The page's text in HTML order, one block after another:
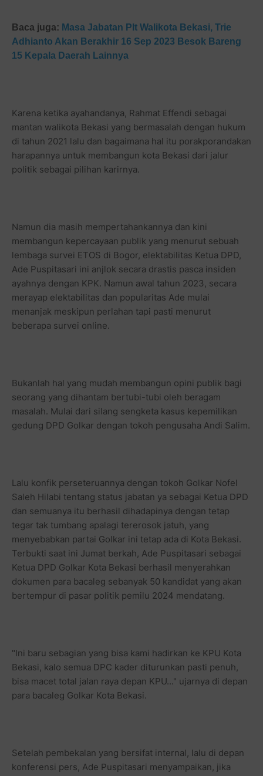
Baca juga: Masa Jabatan Plt Walikota Bekasi, Trie
Adhianto Akan Berakhir 16 Sep 2023 Besok Bareng
15 Kepala Daerah Lainnya
Karena ketika ayahandanya, Rahmat Effendi sebagai
mantan walikota Bekasi yang bermasalah dengan hukum
di tahun 2021 lalu dan bagaimana hal itu porakporandakan
harapannya untuk membangun kota Bekasi dari jalur
politik sebagai pilihan karirnya.
Namun dia masih mempertahankannya dan kini
membangun kepercayaan publik yang menurut sebuah
lembaga survei ETOS di Bogor, elektabilitas Ketua DPD,
Ade Puspitasari ini anjlok secara drastis pasca insiden
ayahnya dengan KPK. Namun awal tahun 2023, secara
merayap elektabilitas dan popularitas Ade mulai
menanjak meskipun perlahan tapi pasti menurut
beberapa survei online.
Bukanlah hal yang mudah membangun opini publik bagi
seorang yang dihantam bertubi-tubi oleh beragam
masalah. Mulai dari silang sengketa kasus kepemilikan
gedung DPD Golkar dengan tokoh pengusaha Andi Salim.
Lalu konfik perseteruannya dengan tokoh Golkar Nofel
Saleh Hilabi tentang status jabatan ya sebagai Ketua DPD
dan semuanya itu berhasil dihadapinya dengan tetap
tegar tak tumbang apalagi tererosok jatuh, yang
menyebabkan partai Golkar ini tetap ada di Kota Bekasi.
Terbukti saat ini Jumat berkah, Ade Puspitasari sebagai
Ketua DPD Golkar Kota Bekasi berhasil menyerahkan
dokumen para bacaleg sebanyak 50 kandidat yang akan
bertempur di pasar politik pemilu 2024 mendatang.
"Ini baru sebagian yang bisa kami hadirkan ke KPU Kota
Bekasi, kalo semua DPC kader diturunkan pasti penuh,
bisa macet total jalan raya depan KPU..." ujarnya di depan
para bacaleg Golkar Kota Bekasi.
Setelah pembekalan yang bersifat internal, lalu di depan
konferensi pers, Ade Puspitasari menyampaikan, jika